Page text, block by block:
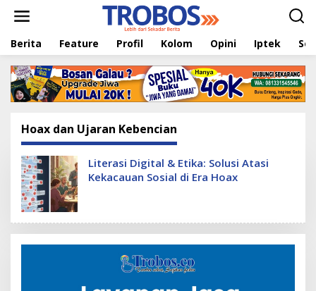
t
Berita Feature Profil Kolom Opini Iptek
Hoax dan Ujaran Kebencian
Literasi Digital & Etika: Solusi Atasi
Kekacauan Sosial di Era Hoax